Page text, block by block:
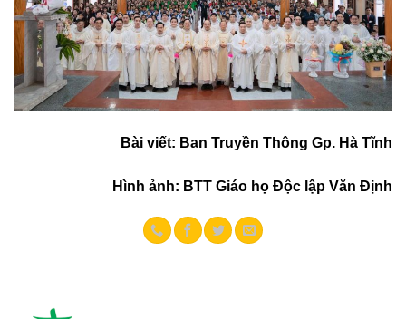
Bài viết: Ban Truyền Thông Gp. Hà Tĩnh
Hình ảnh: BTT Giáo họ Độc lập Văn Định